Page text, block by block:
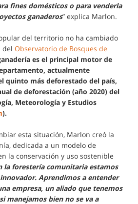
fines domésticos o para venderla
ganaderos” explica Marlon.
del territorio no ha cambiado
del Observatorio de Bosques de
es el principal motor de
actualmente
quinto más deforestado del país,
de deforestación (año 2020) del
Meteorología y Estudios
).
esta situación, Marlon creó la
dedicada a un modelo de
la conservación y uso sostenible
la forestería comunitaria estamos
Aprendimos a entender
empresa, un aliado que tenemos
manejamos bien no se va a